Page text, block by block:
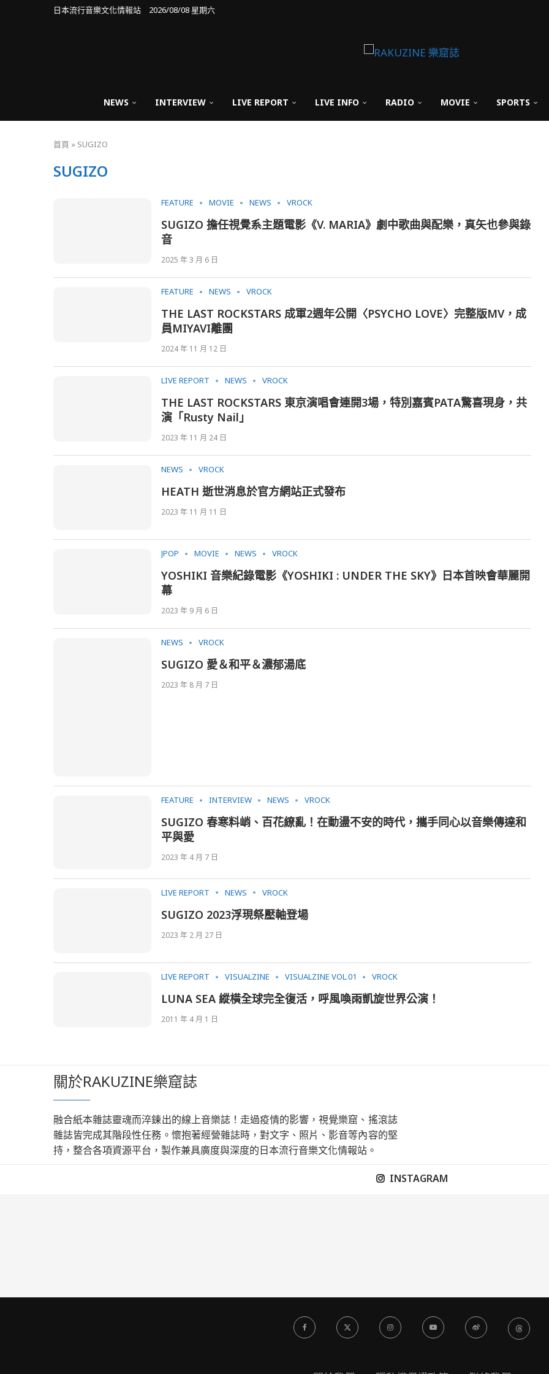
日本流行音樂文化情報站 2026/08/08 星期六
NEWS INTERVIEW LIVE REPORT LIVE INFO RADIO MOVIE SPORTS
首頁 » SUGIZO
SUGIZO
FEATURE MOVIE NEWS VROCK
SUGIZO 擔任視覺系主題電影《V. MARIA》劇中歌曲與配樂，真矢也參與錄
音
2025 年 3 月 6 日
FEATURE NEWS VROCK
THE LAST ROCKSTARS 成軍2週年公開〈PSYCHO LOVE〉完整版MV，成
員MIYAVI離團
2024 年 11 月 12 日
LIVE REPORT NEWS VROCK
THE LAST ROCKSTARS 東京演唱會連開3場，特別嘉賓PATA驚喜現身，共
演「Rusty Nail」
2023 年 11 月 24 日
NEWS VROCK
HEATH 逝世消息於官方網站正式發布
2023 年 11 月 11 日
JPOP MOVIE NEWS VROCK
YOSHIKI 音樂紀錄電影《YOSHIKI : UNDER THE SKY》日本首映會華麗開
幕
2023 年 9 月 6 日
NEWS VROCK
SUGIZO 愛＆和平＆濃郁湯底
2023 年 8 月 7 日
FEATURE INTERVIEW NEWS VROCK
SUGIZO 春寒料峭、百花繚亂！在動盪不安的時代，攜手同心以音樂傳達和
平與愛
2023 年 4 月 7 日
LIVE REPORT NEWS VROCK
SUGIZO 2023浮現祭壓軸登場
2023 年 2 月 27 日
LIVE REPORT VISUALZINE VISUALZINE VOL.01 VROCK
LUNA SEA 縱橫全球完全復活，呼風喚雨凱旋世界公演！
2011 年 4 月 1 日
關於RAKUZINE樂窟誌
融合紙本雜誌靈魂而淬鍊出的線上音樂誌！走過疫情的影響，視覺樂窟、搖滾誌
雜誌皆完成其階段性任務。懷抱著經營雜誌時，對文字、照片、影音等內容的堅
持，整合各項資源平台，製作兼具廣度與深度的日本流行音樂文化情報站。
INSTAGRAM